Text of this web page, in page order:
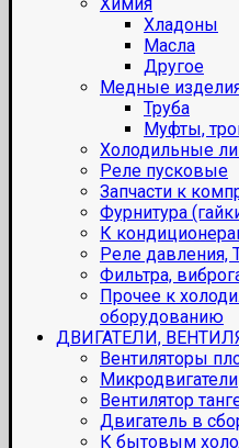
Хладоны
Масла
Другое
Медные
Труба
Муфты,
Холодильные
Реле пусковые
Запчасти к
Фурнитура
К
Реле давления,
Фильтра,
Прочее к
оборудованию
ДВИГАТЕЛИ,
Вентиляторы
Микродвигатели
Вентилятор
Двигатель в
К бытовым